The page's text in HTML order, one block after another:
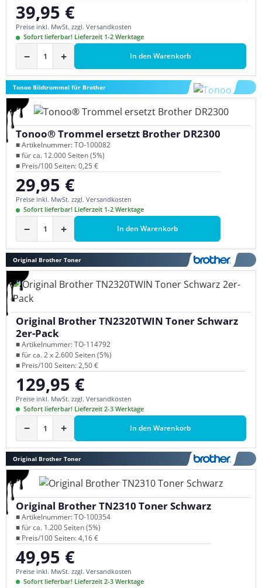
Regulärer Preis:
39,95 €
Preise inkl. MwSt. zzgl. Versandkosten
Sofort lieferbar! Lieferzeit 1-2 Werktage
− + In den Warenkorb
Tonoo Bildtrommel für Brother
Tonoo® Trommel ersetzt Brother DR2300
■ Artikelnummer: TO-100082
■ für ca. 12.000 Seiten (5%)
■ Preis/100 Seiten: 0,25 €
Regulärer Preis:
29,95 €
Preise inkl. MwSt. zzgl. Versandkosten
Sofort lieferbar! Lieferzeit 1-2 Werktage
− + In den Warenkorb
Original Brother Toner
Original Brother TN2320TWIN Toner Schwarz
2er-Pack
■ Artikelnummer: TO-114792
■ für ca. 2 x 2.600 Seiten (5%)
■ Preis/100 Seiten: 2,50 €
Regulärer Preis:
129,95 €
Preise inkl. MwSt. zzgl. Versandkosten
Sofort lieferbar! Lieferzeit 2-3 Werktage
− + In den Warenkorb
Original Brother Toner
Original Brother TN2310 Toner Schwarz
■ Artikelnummer: TO-100354
■ für ca. 1.200 Seiten (5%)
■ Preis/100 Seiten: 4,16 €
Regulärer Preis:
49,95 €
Preise inkl. MwSt. zzgl. Versandkosten
Sofort lieferbar! Lieferzeit 2-3 Werktage